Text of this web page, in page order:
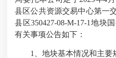
县区公共资源交易中心第一
县区350427-08-M-17-1地块
有关事项公告如下：
1、地块基本情况和主要